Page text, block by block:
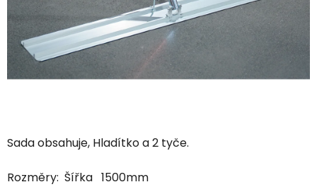
Sada obsahuje, Hladítko a 2 tyče.
Rozměry: Šířka 1500mm